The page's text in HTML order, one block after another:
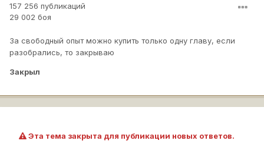
157 256 публикаций
29 002 боя
За свободный опыт можно купить только одну главу, если
разобрались, то закрываю
Закрыл
Эта тема закрыта для публикации новых ответов.